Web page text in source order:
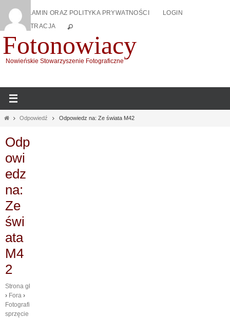
Przejdź
treści
REGULAMIN ORAZ POLITYKA PRYWATNOŚCI
LOGIN
REJESTRACJA
Fotonowiacy
Nowieńskie Stowarzyszenie Fotograficzne
HomeOdpowiedź Odpowiedz na: Ze świata M42
Odp
owi
edz
na:
Ze
świ
ata
M4
2
Strona główna
› Fora ›
Fotografia
sprzęcie